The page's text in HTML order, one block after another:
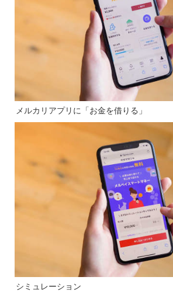
メルカリアプリに「お金を借りる」
シミュレーション